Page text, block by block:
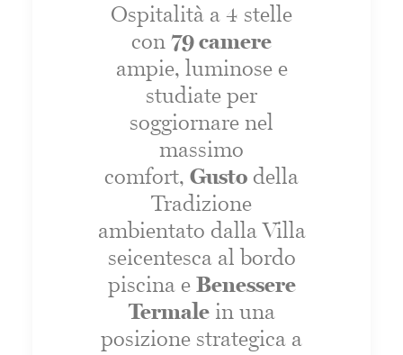
Ospitalità a 4 stelle
con 79 camere
ampie, luminose e
studiate per
soggiornare nel
massimo
comfort, Gusto della
Tradizione
ambientato dalla Villa
seicentesca al bordo
piscina e Benessere
Termalein una
posizione strategica a